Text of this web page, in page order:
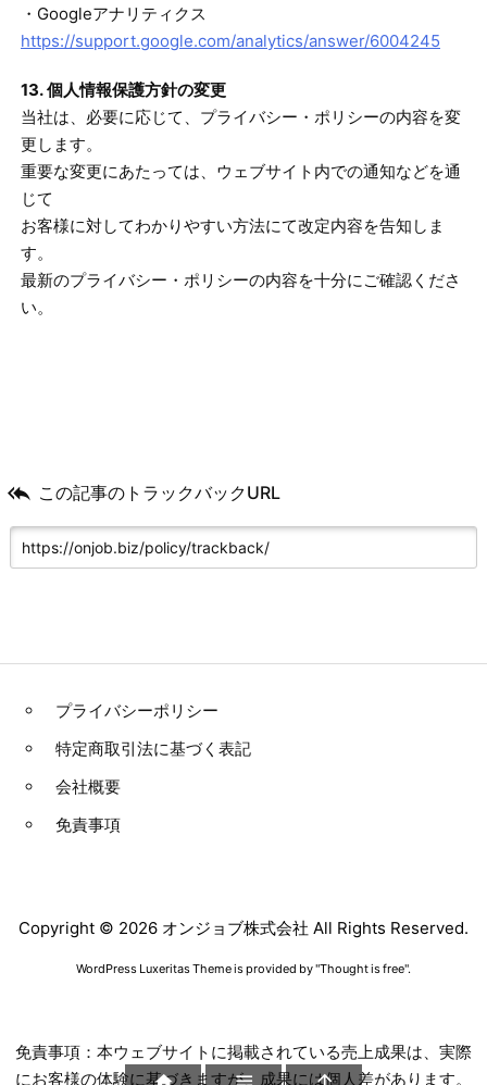
・Googleアナリティクス
https://support.google.com/analytics/answer/6004245
13. 個人情報保護方針の変更
当社は、必要に応じて、プライバシー・ポリシーの内容を変
更します。
重要な変更にあたっては、ウェブサイト内での通知などを通
じて
お客様に対してわかりやすい方法にて改定内容を告知しま
す。
最新のプライバシー・ポリシーの内容を十分にご確認くださ
い。
 この記事のトラックバックURL
プライバシーポリシー
特定商取引法に基づく表記
会社概要
免責事項
Copyright © 2026 オンジョブ株式会社 All Rights Reserved.
WordPress Luxeritas Theme is provided by "Thought is free".
 
免責事項：本ウェブサイトに掲載されている売上成果は、実際
にお客様の体験に基づきますが、成果には個人差があります。